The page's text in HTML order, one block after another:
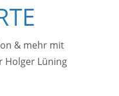
& mehr mit
Holger Lüning